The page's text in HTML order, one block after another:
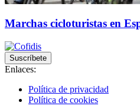
Marchas cicloturistas en
Suscríbete
Enlaces:
Política de privacidad
Política de cookies